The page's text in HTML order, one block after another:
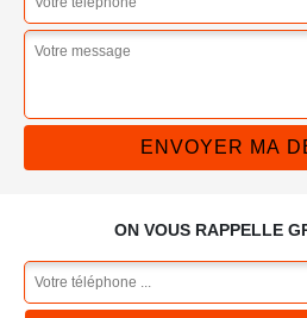
ON VOUS RAPPELLE